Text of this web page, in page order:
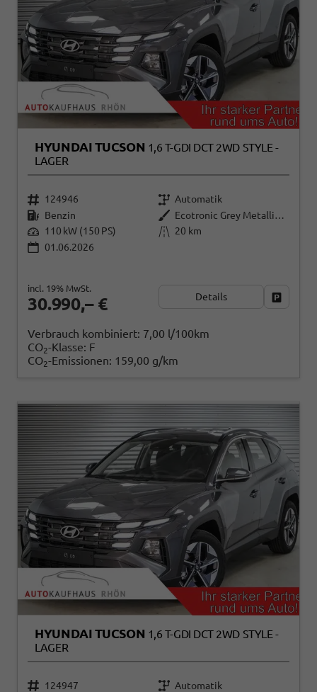
HYUNDAI TUCSON 1,6 T-GDI DCT 2WD STYLE -
LAGER
124946
Automatik
Benzin
Ecotronic Grey Metallic ()
110 kW (150 PS)
20 km
01.06.2026
30.990,– €
incl. 19% MwSt.
Details
Verbrauch kombiniert: 7,00 l/100km
CO2-Klasse: F
CO2-Emissionen: 159,00 g/km
HYUNDAI TUCSON 1,6 T-GDI DCT 2WD STYLE -
LAGER
124947 Automatik